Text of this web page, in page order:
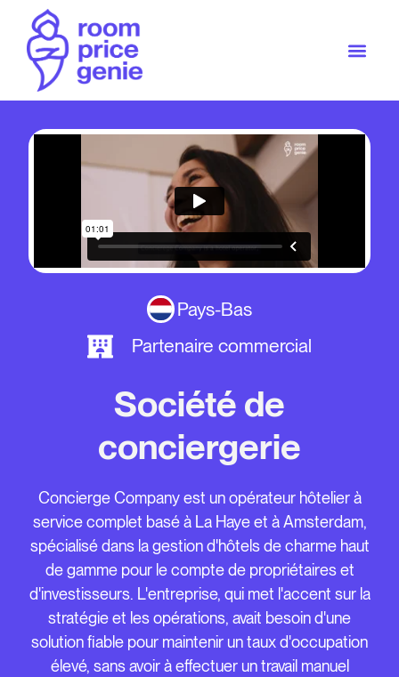
Société de
conciergerie
Concierge Company est un opérateur hôtelier à
service complet basé à La Haye et à Amsterdam,
spécialisé dans la gestion d'hôtels de charme haut
de gamme pour le compte de propriétaires et
d'investisseurs. L'entreprise, qui met l'accent sur la
stratégie et les opérations, avait besoin d'une
solution fiable pour maintenir un taux d'occupation
élevé, sans avoir à effectuer un travail manuel
Pays-Bas
Partenaire commercial